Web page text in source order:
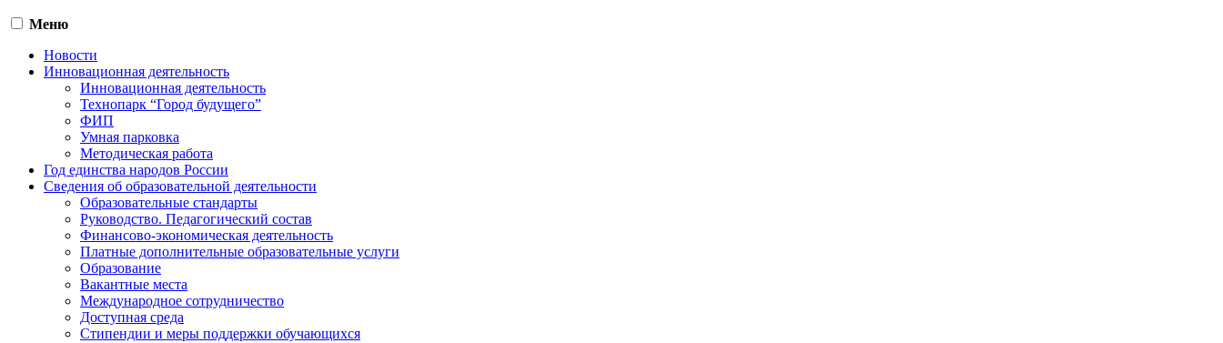
Меню
Новости
Инновационная деятельность
Инновационная деятельность
Технопарк “Город будущего”
ФИП
Умная парковка
Методическая работа
Год единства народов России
Сведения об образовательной деятельности
Образовательные стандарты
Руководство. Педагогический состав
Финансово-экономическая деятельность
Платные дополнительные образовательные услуги
Образование
Вакантные места
Международное сотрудничество
Доступная среда
Стипендии и меры поддержки обучающихся